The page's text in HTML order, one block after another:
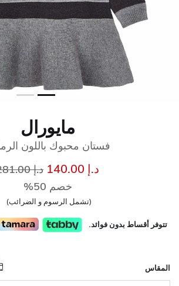
مايورال
فستان محبوك باللون
د.إ 140.00 سعرد.إ 281.00
خصم 50%
(تشمل الرسوم و الضرائب)
تتوفر أقساط بدون فوائد.
المقاس